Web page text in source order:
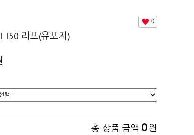
0
리프(유포지)
총 상품 금액 0원